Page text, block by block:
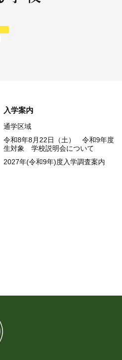
入学案内
通学区域
令和8年8月22日（土） 令和9年度
生対象 学校説明会について
2027年(令和9年)度入学調査案内